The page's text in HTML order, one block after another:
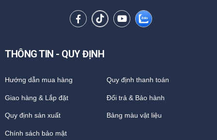
THÔNG TIN - QUY ĐỊNH
Hướng dẫn mua hàng Quy định thanh toán
Giao hàng & Lắp đặt Đổi trả & Bảo hành
Quy định sản xuất Bảng màu vật liệu
Chính sách bảo mật